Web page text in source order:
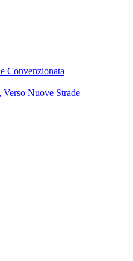
Convenzionata
Nuove Strade